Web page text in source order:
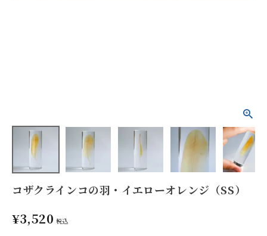
コザクラインコの羽・イエローオレンジ（SS）
¥3,520 税込